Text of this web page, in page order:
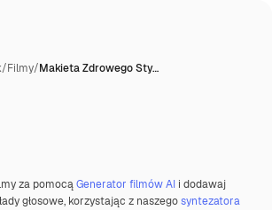
/Filmy/Makieta Zdrowego Sty…
za pomocąGenerator filmów AI i dodawaj
głosowe, korzystając z naszegosyntezatora